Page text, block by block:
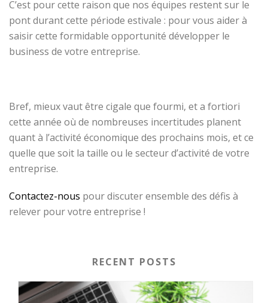
C’est pour cette raison que nos équipes restent sur le
pont durant cette période estivale : pour vous aider à
saisir cette formidable opportunité développer le
business de votre entreprise.
Bref, mieux vaut être cigale que fourmi, et a fortiori
cette année où de nombreuses incertitudes planent
quant à l’activité économique des prochains mois, et ce
quelle que soit la taille ou le secteur d’activité de votre
entreprise.
Contactez-nous pour discuter ensemble des défis à
relever pour votre entreprise !
RECENT POSTS